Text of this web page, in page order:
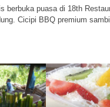
berbuka puasa di 18th
Cicipi BBQ premium